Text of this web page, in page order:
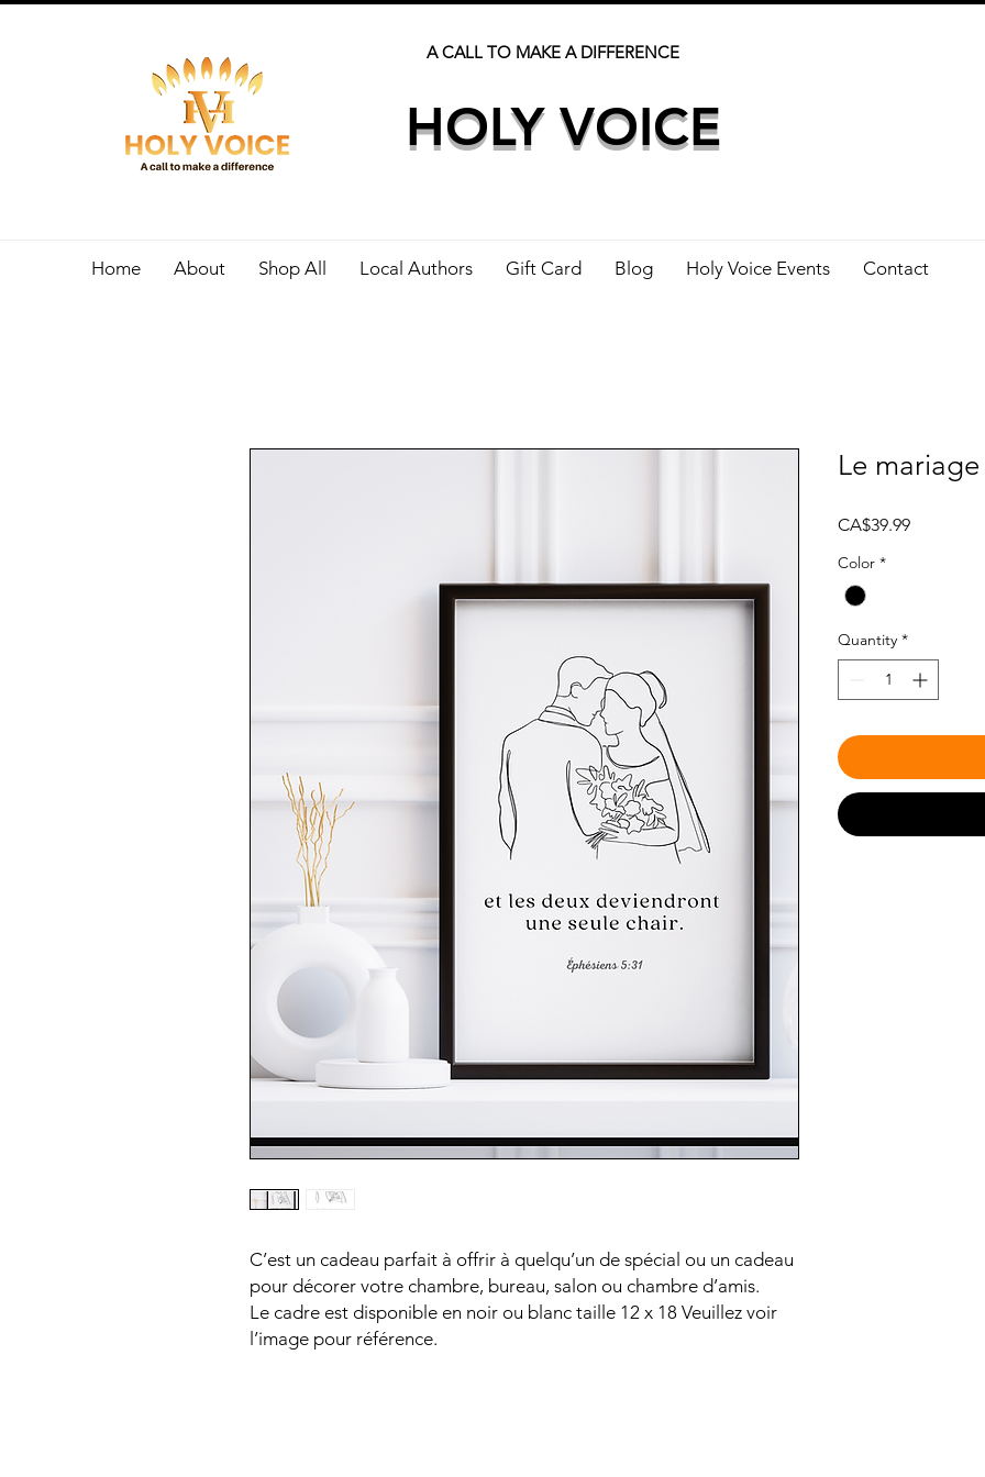
A CALL TO MAKE A DIFFERENCE
HOLY VOICE
Home About Shop All Local Authors Gift Card Blog Holy Voice Events Contact
C’est un cadeau parfait à offrir à quelqu’un de spécial ou un cadeau
pour décorer votre chambre, bureau, salon ou chambre d’amis.
Le cadre est disponible en noir ou blanc taille 12 x 18 Veuillez voir
l’image pour référence.
Le mariage
CA$39.99Price
Color *
Quantity *